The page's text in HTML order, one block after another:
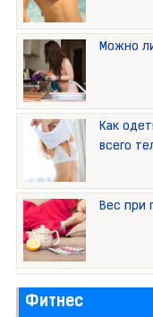
Можно
Как
всего
Вес при
Фитнес